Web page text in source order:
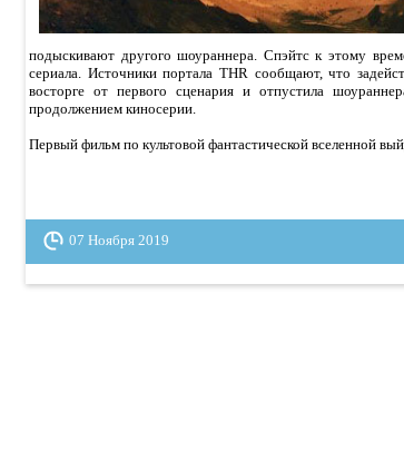
подыскивают другого шоураннера. Спэйтс к этому
сериала. Источники портала THR сообщают, что
восторге от первого сценария и отпустила
продолжением киносерии.
Первый фильм по культовой фантастической вселенной
07 Ноября 2019